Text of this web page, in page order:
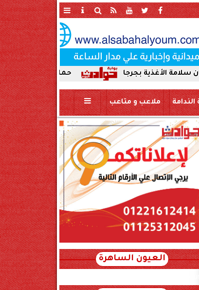
حملة صباحية مكبرة لإزالة بجرجا
ملاعب و متاعب
العيون الساهرة
xml_json/rss/~12.xml x0n not